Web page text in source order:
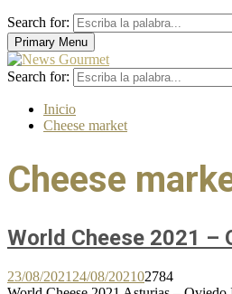
Search for:
Primary Menu
Search for:
Inicio
Cheese market
Cheese
World Cheese 2021 –
23/08/2021 24/08/202102784